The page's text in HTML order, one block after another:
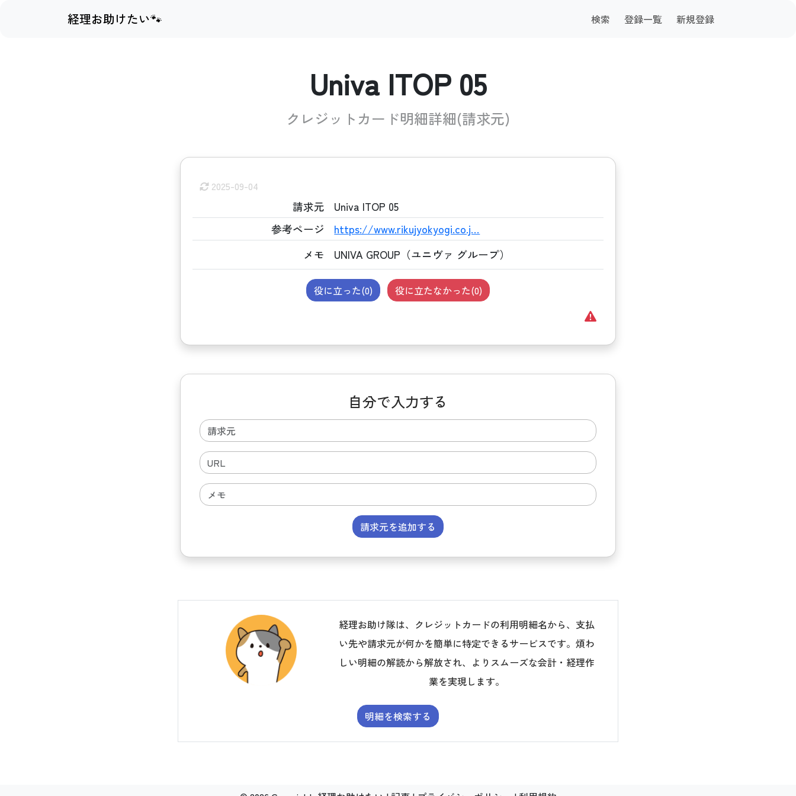
経理お助けたい🐾 検索 登録一覧 新規登録
Univa ITOP 05
クレジットカード明細詳細(請求元)
2025-09-04
請求元
Univa ITOP 05
参考ページ
https://www.rikujyokyogi.co.j…
メモ
UNIVA GROUP（ユニヴァ グループ）
役に立った(0) 役に立たなかった(0)
自分で入力する
請求元を追加する
経理お助け隊は、クレジットカードの利用明細名から、支払
い先や請求元が何かを簡単に特定できるサービスです。煩わ
しい明細の解読から解放され、よりスムーズな会計・経理作
業を実現します。
明細を検索する